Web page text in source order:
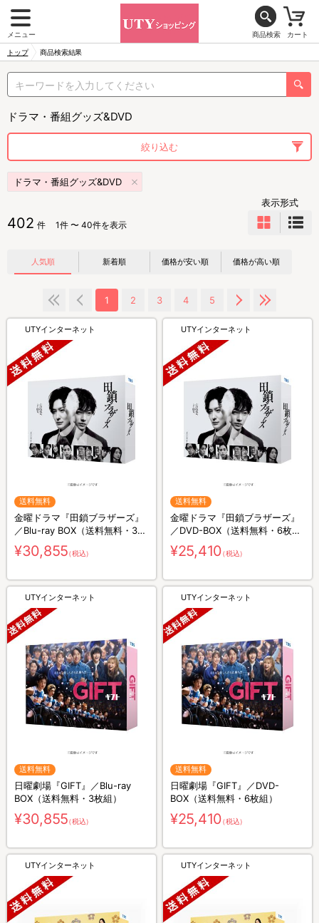
メニュー 商品検索 カート
トップ 商品検索結果
ドラマ・番組グッズ&DVD
絞り込む
ドラマ・番組グッズ&DVD
402 件 1件 〜 40件を表示
表示形式
人気順 新着順 価格が安い順 価格が高い順
1 2 3 4 5
UTYインターネット
送料無料
金曜ドラマ『田鎖ブラザーズ』
／Blu-ray BOX（送料無料・3枚
組）
¥30,855（税込）
UTYインターネット
送料無料
金曜ドラマ『田鎖ブラザーズ』
／DVD-BOX（送料無料・6枚
組）
¥25,410（税込）
UTYインターネット
送料無料
日曜劇場『GIFT』／Blu-ray
BOX（送料無料・3枚組）
¥30,855（税込）
UTYインターネット
送料無料
日曜劇場『GIFT』／DVD-
BOX（送料無料・6枚組）
¥25,410（税込）
UTYインターネット UTYインターネット